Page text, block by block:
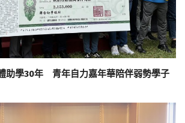
助學30年 青年自力嘉年華陪伴弱勢學子